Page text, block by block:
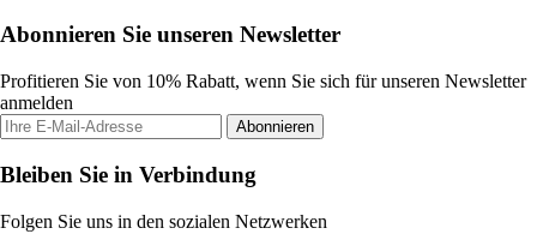
Abonnieren Sie unseren Newsletter
Profitieren Sie von 10% Rabatt, wenn Sie sich für unseren Newsletter
anmelden
Abonnieren
Bleiben Sie in Verbindung
Folgen Sie uns in den sozialen Netzwerken